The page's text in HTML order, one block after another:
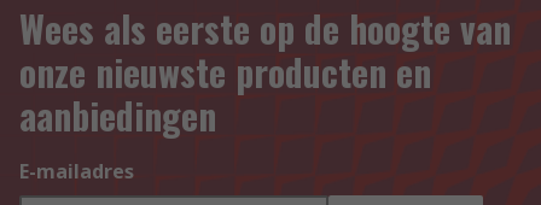
Wees als eerste op de hoogte van
onze nieuwste producten en
aanbiedingen
E-mailadres